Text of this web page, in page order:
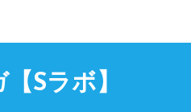
Sラボ】